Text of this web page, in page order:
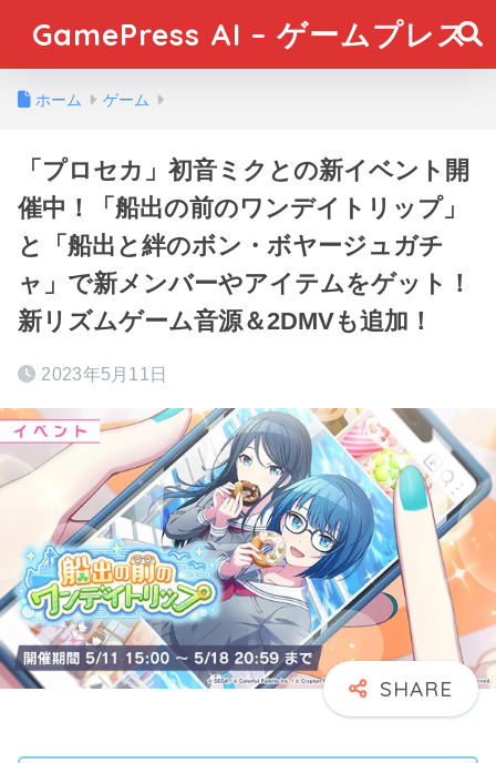
GamePress AI – ゲームプレス
ホーム ゲーム
「プロセカ」初音ミクとの新イベント開
催中！「船出の前のワンデイトリップ」
と「船出と絆のボン・ボヤージュガチ
ャ」で新メンバーやアイテムをゲット！
新リズムゲーム音源＆2DMVも追加！
2023年5月11日